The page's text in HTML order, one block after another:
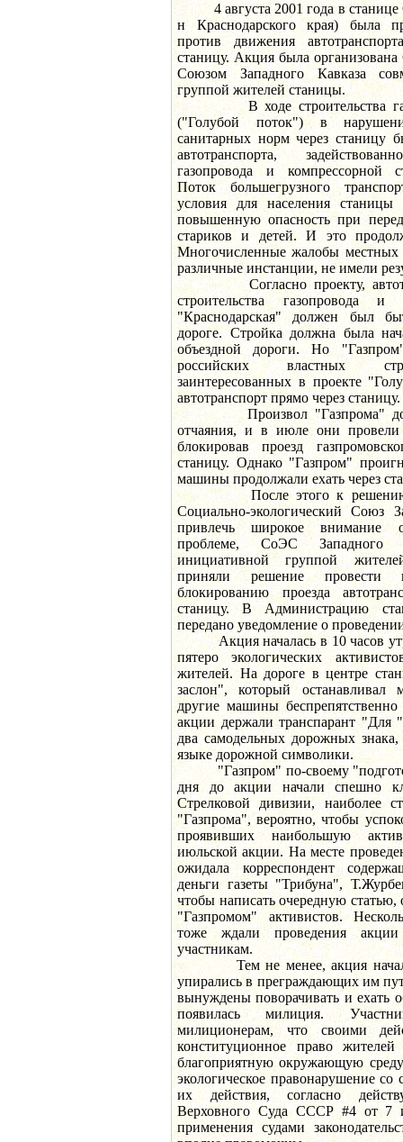
4 августа 2001 года в станице
н Краснодарского края) была
против движения
станицу. Акция была
Союзом Западного Кавказа
группой жителей станицы.
В ходе строительства
("Голубой поток") в
санитарных норм через
автотранспорта,
газопровода и компрессорной
Поток большегрузного
условия для населения
повышенную опасность при
стариков и детей. И это
Многочисленные жалобы местных
различные инстанции, не имели
Согласно проекту,
строительства газопровода и
"Краснодарская" должен был
дороге. Стройка должна была
объездной дороги. Но
российских властных
заинтересованных в проекте
автотранспорт прямо через станицу.
Произвол "Газпрома"
отчаяния, и в июле они
блокировав проезд
станицу. Однако "Газпром"
машины продолжали ехать через
После этого к решению
Социально-экологический Союз
привлечь широкое внимание
проблеме, СоЭС Западного
инициативной группой
приняли решение
блокированию проезда
станицу. В Администрацию
передано уведомление о
Акция началась в 10 часов
пятеро экологических
жителей. На дороге в центре
заслон", который
другие машины
акции держали транспарант "Для
два самодельных дорожных
языке дорожной символики.
"Газпром" по-своему
дня до акции начали спешно
Стрелковой дивизии, наиболее
"Газпрома", вероятно, чтобы
проявивших наибольшую
июльской акции. На месте
ожидала корреспондент
деньги газеты "Трибуна",
чтобы написать очередную
"Газпромом" активистов.
тоже ждали проведения
участникам.
Тем не менее, акция
упирались в преграждающих им
вынуждены поворачивать и ехать
появилась милиция.
милиционерам, что своими
конституционное право
благоприятную окружающую
экологическое правонарушение
их действия, согласно
Верховного Суда СССР #4 от 7
применения судами